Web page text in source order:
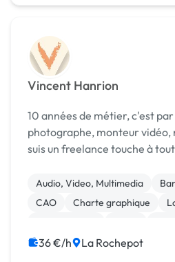
Vincent Hanrion
10 années de métier, c'est
photographe, monteur vidéo,
suis un freelance touche à
Basé à Dijon, je travaille seul
Audio, Video, Multimedia
CAO
Charte graphique
36 €/h La Rochepot